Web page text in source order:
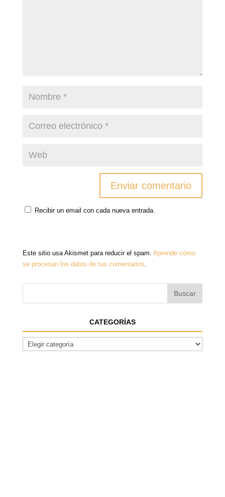
Recibir un email con cada nueva entrada.
Este sitio usa Akismet para reducir el spam. Aprende cómo
se procesan los datos de tus comentarios.
CATEGORÍAS